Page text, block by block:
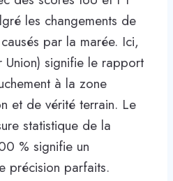
les changements de
par la marée. Ici,
Union) signifie le rapport
à la zone
et de vérité terrain. Le
statistique de la
% signifie un
précision parfaits.